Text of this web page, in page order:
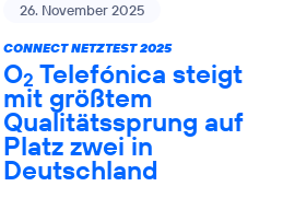
26. November 2025
CONNECT NETZTEST 2025
O2 Telefónica steigt
mit größtem
Qualitätssprung auf
Platz zwei in
Deutschland